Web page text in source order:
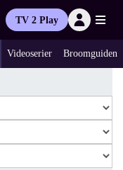
TV 2 Play
Videoserier Broomguiden